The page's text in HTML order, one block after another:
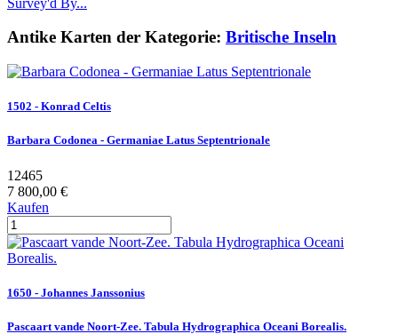
Antike Karten der Kategorie: Britische Inseln
1502 - Konrad Celtis
Barbara Codonea - Germaniae Latus Septentrionale
12465
7 800,00 €
Kaufen
1650 - Johannes Janssonius
Pascaart vande Noort-Zee. Tabula Hydrographica Oceani Borealis.